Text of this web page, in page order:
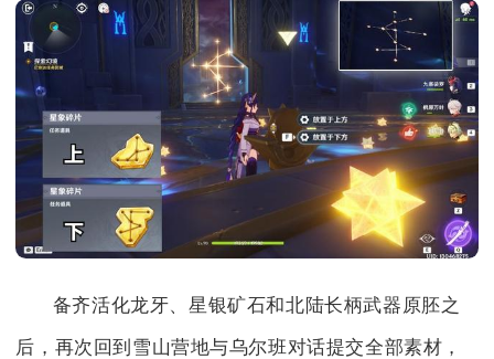
备齐活化龙牙、星银矿石和北陆长柄武器原胚之
后，再次回到雪山营地与乌尔班对话提交全部素材，